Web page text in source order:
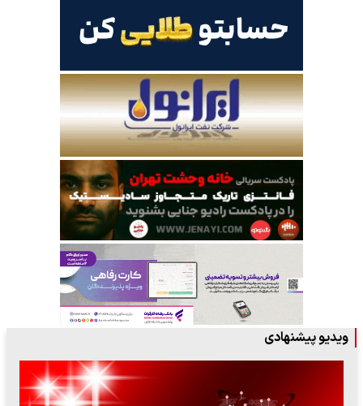
ویدیو پیشنهادی